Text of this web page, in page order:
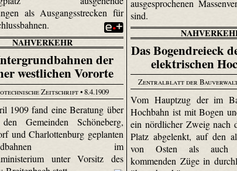
als Ausgangsstrecken für
ausgesprochenen
sind.
Das Bogendreieck
elektrischen
Zentralblatt der
Vom Hauptzug der im
Hochbahn ist mit Bogen
ein nördlicher Zweig nach
Platz abgelenkt, auf den
von Osten als auch
kommenden Züge in
NAHVERKEHR
der
westlichen Vororte
Zeitschrift• 8.4.1909
1909 fand eine Beratung über
Gemeinden Schöneberg,
und Charlottenburg geplanten
im
unter Vorsitz des